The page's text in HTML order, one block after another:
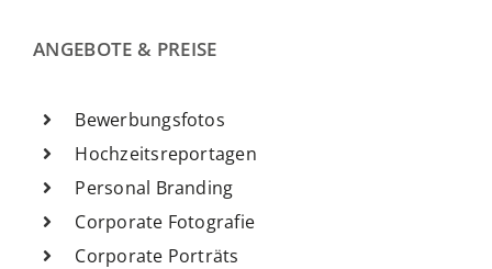
ANGEBOTE & PREISE
Bewerbungsfotos
Hochzeitsreportagen
Personal Branding
Corporate Fotografie
Corporate Porträts